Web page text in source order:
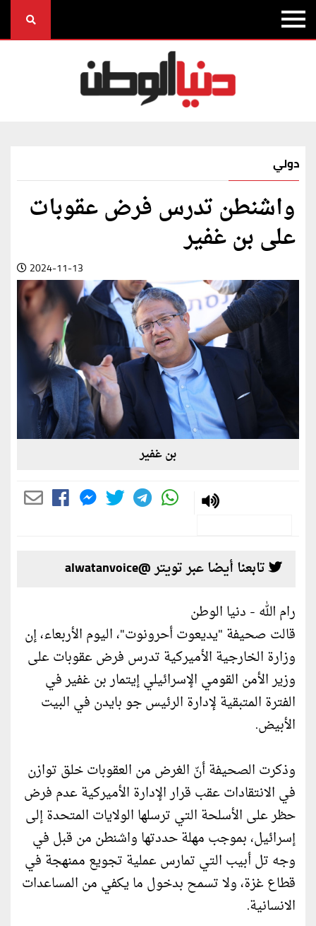
دولي
واشنطن تدرس فرض عقوبات
على بن غفير
2024-11-13
بن غفير
تابعنا أيضا عبر تويتر @alwatanvoice
رام الله - دنيا الوطن
قالت صحيفة "يديعوت أحرونوت"، اليوم الأربعاء، إن
وزارة الخارجية الأميركية تدرس فرض عقوبات على
وزير الأمن القومي الإسرائيلي إيتمار بن غفير في
الفترة المتبقية لإدارة الرئيس جو بايدن في البيت
الأبيض.
وذكرت الصحيفة أنّ الغرض من العقوبات خلق توازن
في الانتقادات عقب قرار الإدارة الأميركية عدم فرض
حظر على الأسلحة التي ترسلها الولايات المتحدة إلى
إسرائيل، بموجب مهلة حددتها واشنطن من قبل في
وجه تل أبيب التي تمارس عملية تجويع ممنهجة في
قطاع غزة، ولا تسمح بدخول ما يكفي من المساعدات
الانسانية.